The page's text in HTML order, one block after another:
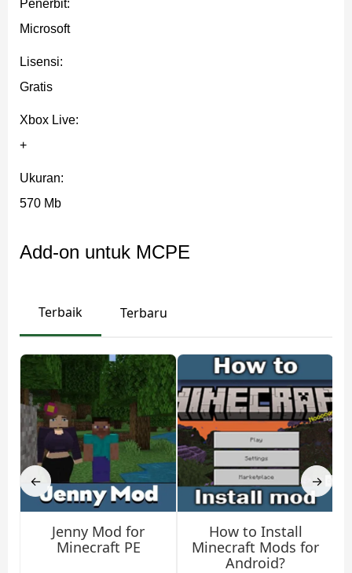
utama
Penerbit:
Microsoft
Lisensi:
Gratis
Xbox Live:
+
Ukuran:
570 Mb
Add-on untuk MCPE
Terbaik Terbaru
← →
Jenny Mod for
Minecraft PE
How to Install
Minecraft Mods for
Android?